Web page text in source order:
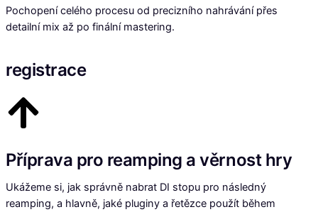
Pochopení celého procesu od precizního nahrávání přes
detailní mix až po finální mastering.
registrace
Příprava pro reamping a věrnost hry
Ukážeme si, jak správně nabrat DI stopu pro následný
reamping, a hlavně, jaké pluginy a řetězce použít během